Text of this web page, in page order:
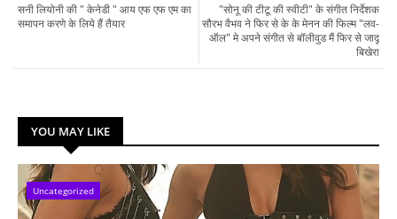
"सोनू की टीटू की स्वीटी" के संगीत निर्देशक
सौरभ वैभव ने फिर से के के मेनन की फिल्म "लव-
ऑल" मे अपने संगीत से बॉलीवुड मैं फिर से जादू
बिखेरा
सनी लियोनी की " केनेडी " आय एफ एफ एम का
समापन करणे के लिये हैं तैयार
YOU MAY LIKE
Uncategorized